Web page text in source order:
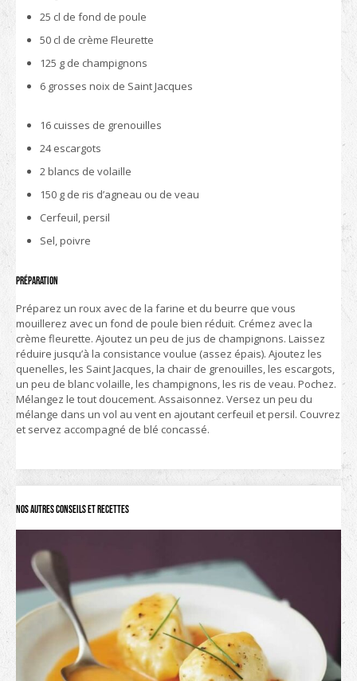
25 cl de fond de poule
50 cl de crème Fleurette
125 g de champignons
6 grosses noix de Saint Jacques
16 cuisses de grenouilles
24 escargots
2 blancs de volaille
150 g de ris d’agneau ou de veau
Cerfeuil, persil
Sel, poivre
Préparation
Préparez un roux avec de la farine et du beurre que vous
mouillerez avec un fond de poule bien réduit. Crémez avec la
crème fleurette. Ajoutez un peu de jus de champignons. Laissez
réduire jusqu’à la consistance voulue (assez épais). Ajoutez les
quenelles, les Saint Jacques, la chair de grenouilles, les escargots,
un peu de blanc volaille, les champignons, les ris de veau. Pochez.
Mélangez le tout doucement. Assaisonnez. Versez un peu du
mélange dans un vol au vent en ajoutant cerfeuil et persil. Couvrez
et servez accompagné de blé concassé.
Nos autres conseils et recettes